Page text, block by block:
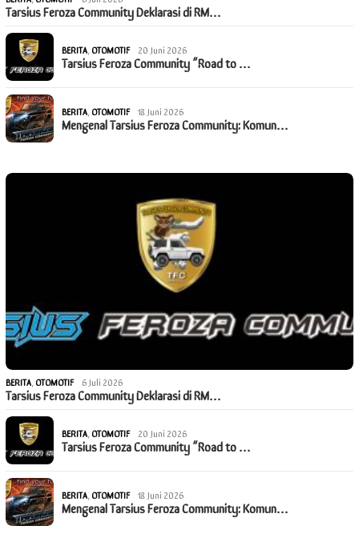
Tarsius Feroza Community Deklarasi di RM…
BERITA,OTOMOTIF 20 Juni 2026
Tarsius Feroza Community “Road to …
BERITA,OTOMOTIF 18 Juni 2026
Mengenal Tarsius Feroza Community: Komun…
BERITA,OTOMOTIF 6 Juli 2026
Tarsius Feroza Community Deklarasi di RM…
BERITA,OTOMOTIF 20 Juni 2026
Tarsius Feroza Community “Road to …
BERITA,OTOMOTIF 18 Juni 2026
Mengenal Tarsius Feroza Community: Komun…